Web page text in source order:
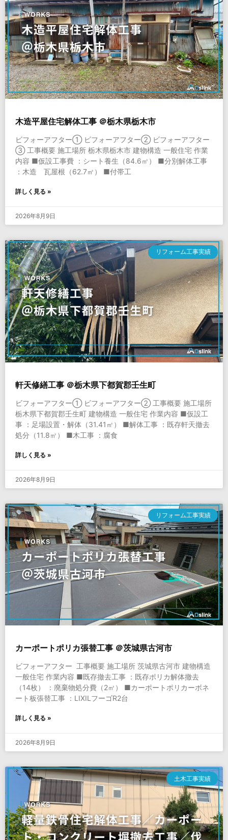
木造平屋住宅解体工事 ＠栃木県栃木市
ビフォーアフター① ビフォーアフター② ビフォーアフター
③ 工事概要 施工場所 栃木県栃木市 建物構造 一般住宅 作業
内容 ■仮設工事費 ：シート養生（84.6㎡） ■分別解体工事
：木造 瓦屋根（62.7㎡） ■付帯工
詳しく見る »
2026年8月9日
リフォーム工事実績
軒天修繕工事 ＠栃木県下都賀郡壬生町
ビフォーアフター① ビフォーアフター② 工事概要 施工場所
栃木県下都賀郡壬生町 建物構造 一般住宅 作業内容 ■仮設工
事 ：足場設置・解体（31.41㎡） ■解体工事 ：既存軒天撤去
処分（11.8㎡） ■木工事 ：腐食
詳しく見る »
2026年8月9日
リフォーム工事実績
カーポートポリカ張替工事 ＠茨城県古河市
ビフォーアフター 工事概要 施工場所 茨城県古河市 建物構造
一般住宅 作業内容 ■既存撤去工事 ：既存ポリカ解体撤去
（14枚） ：廃棄物処分費（2㎥） ■カーポートポリカーボネ
ート板張替工事 ：LIXILフーゴR2台
詳しく見る »
2026年8月9日
土木工事実績